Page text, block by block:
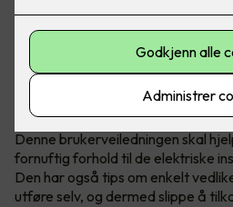
for det elektriske
Boligen er sannsynligvis den
det er viktig for deg og dine at
komfortabelt elektrisk anlegg.
Denne brukerveiledningen skal
fornuftig forhold til de elektriske
Den har også tips om enkelt
utføre selv, og dermed slippe å